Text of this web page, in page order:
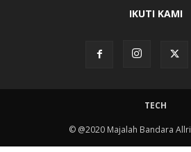
IKUTI KAMI
TECH
© @2020 Majalah Bandara